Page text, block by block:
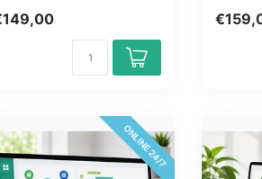
ONLINE 24/7